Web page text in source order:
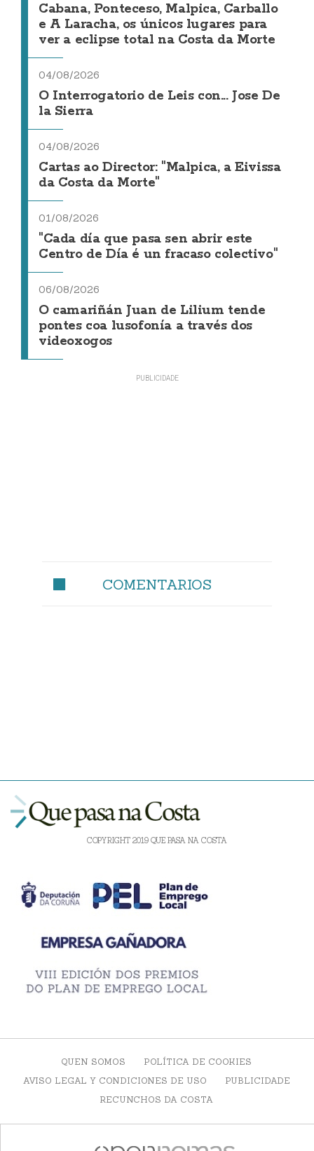
Cabana, Ponteceso, Malpica, Carballo
e A Laracha, os únicos lugares para
ver a eclipse total na Costa da Morte
04/08/2026
O Interrogatorio de Leis con... Jose De
la Sierra
04/08/2026
Cartas ao Director: "Malpica, a Eivissa
da Costa da Morte"
01/08/2026
"Cada día que pasa sen abrir este
Centro de Día é un fracaso colectivo"
06/08/2026
O camariñán Juan de Lilium tende
pontes coa lusofonía a través dos
videoxogos
COMENTARIOS
COPYRIGHT 2019 QUE PASA NA COSTA
QUEN SOMOS
POLÍTICA DE COOKIES
AVISO LEGAL Y CONDICIONES DE USO
PUBLICIDADE
RECUNCHOS DA COSTA